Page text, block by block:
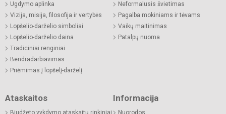
Ugdymo aplinka
Vizija, misija, filosofija ir vertybės
Lopšelio-darželio simboliai
Lopšelio-darželio daina
Tradiciniai renginiai
Bendradarbiavimas
Priėmimas į lopšelį-darželį
Neformalusis švietimas
Pagalba mokiniams ir tėvams
Vaikų maitinimas
Patalpų nuoma
Ataskaitos
Biudžeto vykdymo ataskaitų rinkiniai
Informacija
Nuorodos